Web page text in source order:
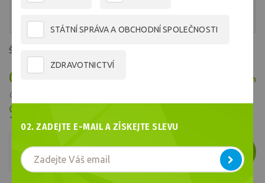
Školní sešit A4, linka 8mm, 20 listů
Skladem
0,52 €
0,43 € bez DPH
Cena celkem
1,04
STÁTNÍ SPRÁVA A OBCHODNÍ SPOLEČNOSTI
ZDRAVOTNICTVÍ
02. ZADEJTE E-MAIL A ZÍSKEJTE SLEVU